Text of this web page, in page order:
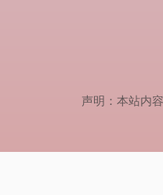
声明：本站内